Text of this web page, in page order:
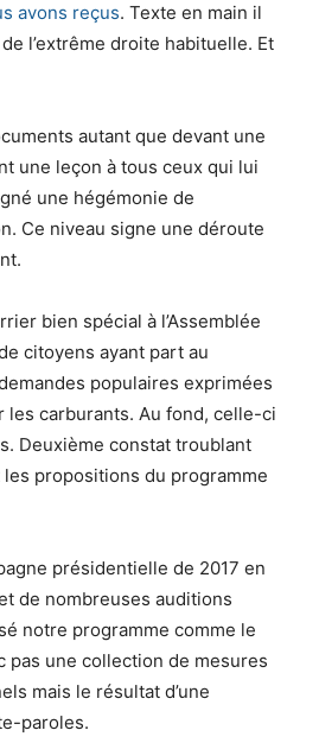
avons reçus. Texte en main il
l’extrême droite habituelle. Et
autant que devant une
une leçon à tous ceux qui lui
une hégémonie de
Ce niveau signe une déroute
bien spécial à l’Assemblée
citoyens ayant part au
populaires exprimées
les carburants. Au fond, celle-ci
Deuxième constat troublant
propositions du programme
présidentielle de 2017 en
de nombreuses auditions
notre programme comme le
pas une collection de mesures
mais le résultat d’une
paroles.